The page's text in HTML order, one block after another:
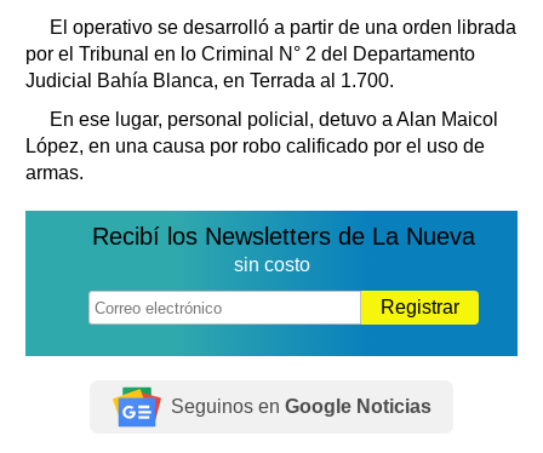
El operativo se desarrolló a partir de una orden librada
por el Tribunal en lo Criminal N° 2 del Departamento
Judicial Bahía Blanca, en Terrada al 1.700.
En ese lugar, personal policial, detuvo a Alan Maicol
López, en una causa por robo calificado por el uso de
armas.
Recibí los Newsletters de La Nueva
sin costo
Registrar
Seguinos en Google Noticias